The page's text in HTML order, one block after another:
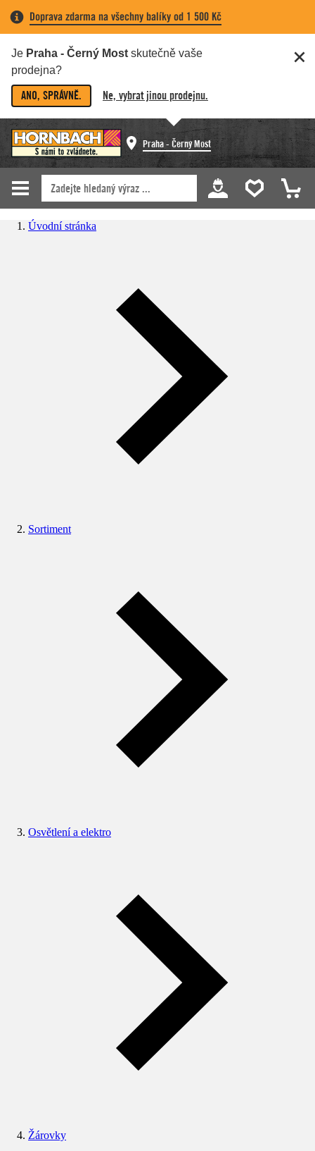
Doprava zdarma na všechny balíky od 1 500 Kč
Je Praha - Černý Most skutečně vaše
prodejna?
ANO, SPRÁVNĚ. Ne, vybrat jinou prodejnu.
Praha - Černý Most
Úvodní stránka
Sortiment
Osvětlení a elektro
Žárovky